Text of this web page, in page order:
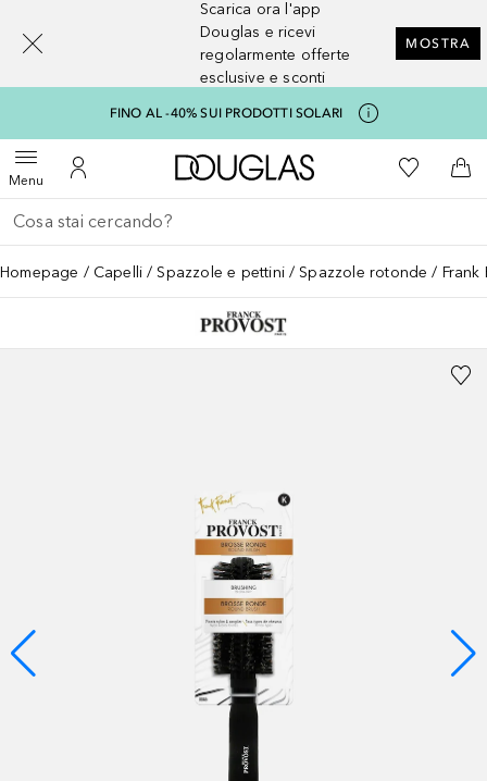
Scarica ora l'app
Douglas e ricevi
regolarmente offerte
esclusive e sconti
MOSTRA
FINO AL -40% SUI PRODOTTI SOLARI
MenuApri menuAl Mio Account
A Douglas HomeAlla Mia
Al
Torna indietro
Esegui ricerca
Homepage Capelli Spazzole e pettini Spazzole rotonde Frank
[navigation.slideout.screenreader]